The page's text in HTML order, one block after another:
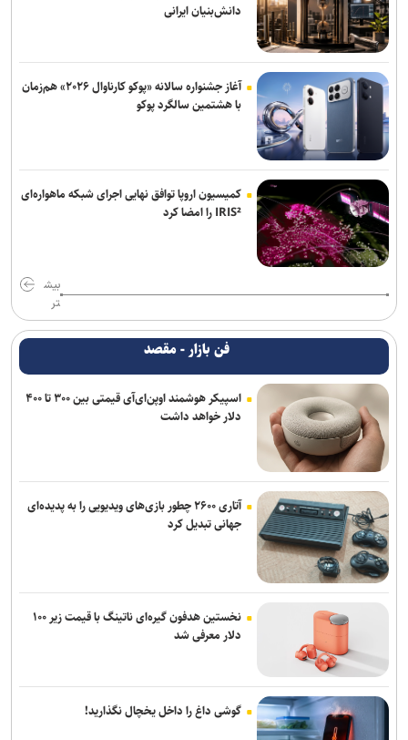
دانش‌بنیان ایرانی
آغاز جشنواره سالانه «پوکو کارناوال ۲۰۲۶» هم‌زمان
با هشتمین سالگرد پوکو
کمیسیون اروپا توافق نهایی اجرای شبکه ماهواره‌ای
IRIS² را امضا کرد
بیش
تر
فن بازار - مقصد
اسپیکر هوشمند اوپن‌ای‌آی قیمتی بین ۳۰۰ تا ۴۰۰
دلار خواهد داشت
آتاری ۲۶۰۰ چطور بازی‌های ویدیویی را به پدیده‌ای
جهانی تبدیل کرد
نخستین هدفون گیره‌ای ناتینگ با قیمت زیر ۱۰۰
دلار معرفی شد
گوشی داغ را داخل یخچال نگذارید!